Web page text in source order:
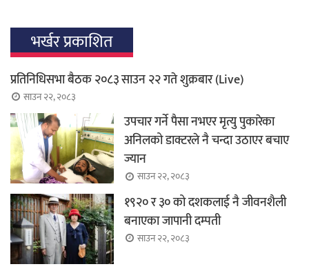
भर्खर प्रकाशित
प्रतिनिधिसभा बैठक २०८३ साउन २२ गते शुक्रबार (Live)
साउन २२, २०८३
उपचार गर्ने पैसा नभएर मृत्यु पुकारेका
अनिलको डाक्टरले नै चन्दा उठाएर बचाए
ज्यान
साउन २२, २०८३
१९२० र ३० को दशकलाई नै जीवनशैली
बनाएका जापानी दम्पती
साउन २२, २०८३